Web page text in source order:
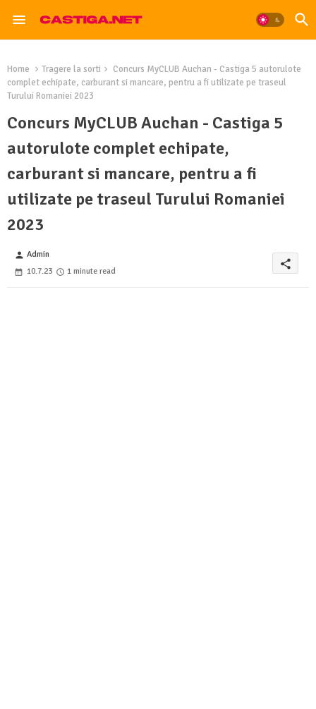
Home Tragere la sorti
Concurs MyCLUB Auchan - Castiga 5 autorulote
complet echipate, carburant si mancare, pentru a fi utilizate pe traseul
Turului Romaniei 2023
Concurs MyCLUB Auchan - Castiga 5
autorulote complet echipate,
carburant si mancare, pentru a fi
utilizate pe traseul Turului Romaniei
2023
person Admin
10.7.23
1 minute read
share